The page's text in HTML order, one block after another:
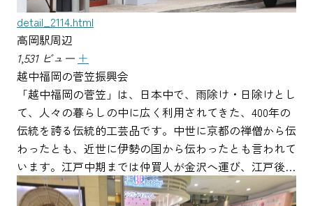
detail_2114.html
高岡駅周辺
1,531 ビュー ＋
越中福岡の菅笠振興会
「越中福岡の菅笠」は、日本中で、雨除け・日除けとし
て、人々の暮らしの中に広く利用されてきた、400年の
伝統を誇る伝統的工芸品です。中世に京都の禅僧から伝
わったとも、近世に伊勢の国から伝わったとも言われて
います。江戸中期までは仲買人が金沢へ運び、江戸後…